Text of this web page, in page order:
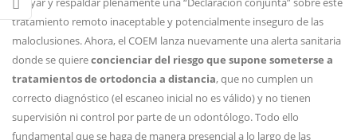
tratamiento remoto inaceptable y potencialmente inseguro de las
maloclusiones. Ahora, el COEM lanza nuevamente una alerta sanitaria
donde se quiereconcienciar del riesgo que supone someterse a
tratamientos de ortodoncia a distancia, que no cumplen un
correcto diagnóstico (el escaneo inicial no es válido) y no tienen
supervisión ni control por parte de un odontólogo. Todo ello
fundamental que se haga de manera presencial a lo largo de las